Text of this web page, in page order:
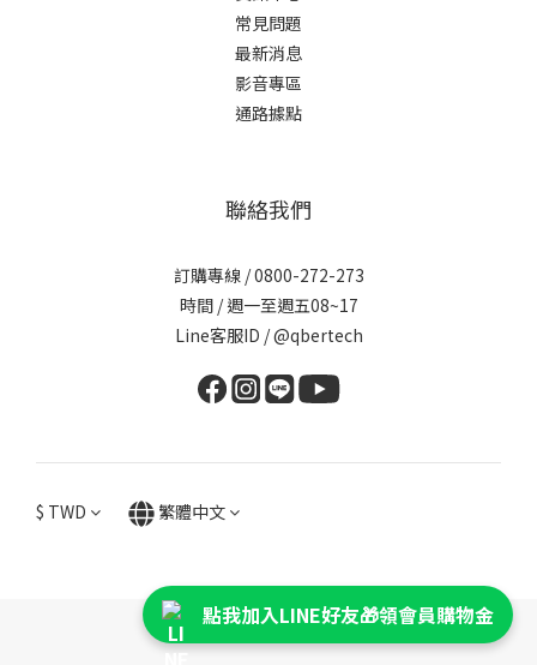
正比（E=hνE = hνE=hν）。這一假說徹底改變了人們對光的理解。
愛因斯坦以光電效應為例指出，當光照射在金屬表面時，電子的動
能取決於入射光的頻率，而與光強無關。 這使得他提出了著名的光
電方程式：eVs​=hν−W這條方程式預測了光電子的最大動能與頻率的
Annalen der Physik；Stanford Encyclopedia of Philosophy –
物理學家康普頓（Arthur Compton）於 1923 年進行 X 光散射實
驗，觀察到散射後的波長變長—— 證實光子不僅具有能量，也具備動
量。 這就是著名的「康普頓效應」（Compton Effect），成為光子
粒子性的最終實驗證據。自此，光的雙重性質（波粒二象性）被確
立： 光既可以表現為連續的電磁波，也能以離散的粒子形態與物質
(1927)、Britannica – Compton Scattering四、現代量子理論的
整合隨著理論物理的發展，英國物理學家狄拉克（Paul Dirac）在
1927 年將電磁場成功量子化， 將光子視為「量子化後電磁場的激發
Field Theory）的框架。此後，光子成為量子光學、量子通訊與半
導體物理的基礎。 例如雷射（LASER）技術、太陽能電池與光纖傳
輸，都源於愛因斯坦與普朗克的理論基石。參考資料：Dirac, P.A.M.
常見問題
最新消息
影音專區
通路據點
聯絡我們
訂購專線 / 0800-272-273
時間 / 週一至週五08~17
Line客服ID /@qbertech
點我加入LINE好友🎁領會員購物金
$ TWD 繁體中文